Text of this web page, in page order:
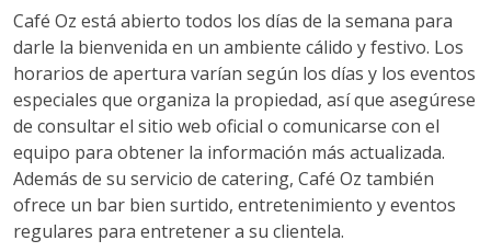
Café Oz está abierto todos los días de la semana para
darle la bienvenida en un ambiente cálido y festivo. Los
horarios de apertura varían según los días y los eventos
especiales que organiza la propiedad, así que asegúrese
de consultar el sitio web oficial o comunicarse con el
equipo para obtener la información más actualizada.
Además de su servicio de catering, Café Oz también
ofrece un bar bien surtido, entretenimiento y eventos
regulares para entretener a su clientela.